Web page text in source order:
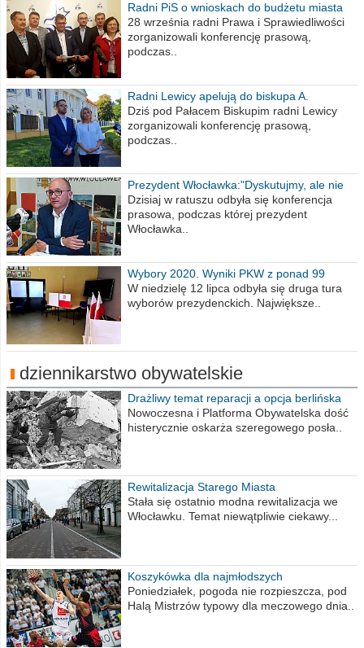
Radni PiS o wnioskach do budżetu miasta
na 2021 rok
28 września radni Prawa i Sprawiedliwości
zorganizowali konferencję prasową,
podczas..
Radni Lewicy apelują do biskupa A.
Wiesława Meringa
Dziś pod Pałacem Biskupim radni Lewicy
zorganizowali konferencję prasową,
podczas..
Prezydent Włocławka:"Dyskutujmy, ale nie
obrażajmy się”
Dzisiaj w ratuszu odbyła się konferencja
prasowa, podczas której prezydent
Włocławka..
Wybory 2020. Wyniki PKW z ponad 99
procent obwodów
W niedzielę 12 lipca odbyła się druga tura
wyborów prezydenckich. Największe..
dziennikarstwo obywatelskie
Drażliwy temat reparacji a opcja berlińska
Nowoczesna i Platforma Obywatelska dość
histerycznie oskarża szeregowego posła..
Rewitalizacja Starego Miasta
Stała się ostatnio modna rewitalizacja we
Włocławku. Temat niewątpliwie ciekawy...
Koszykówka dla najmłodszych
Poniedziałek, pogoda nie rozpieszcza, pod
Halą Mistrzów typowy dla meczowego dnia..